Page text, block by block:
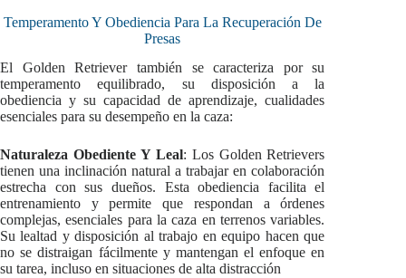
Temperamento Y Obediencia Para La Recuperación De
Presas
El Golden Retriever también se caracteriza por su
temperamento equilibrado, su disposición a la
obediencia y su capacidad de aprendizaje, cualidades
esenciales para su desempeño en la caza:
Naturaleza Obediente Y Leal: Los Golden Retrievers
tienen una inclinación natural a trabajar en colaboración
estrecha con sus dueños. Esta obediencia facilita el
entrenamiento y permite que respondan a órdenes
complejas, esenciales para la caza en terrenos variables.
Su lealtad y disposición al trabajo en equipo hacen que
no se distraigan fácilmente y mantengan el enfoque en
su tarea, incluso en situaciones de alta distracción